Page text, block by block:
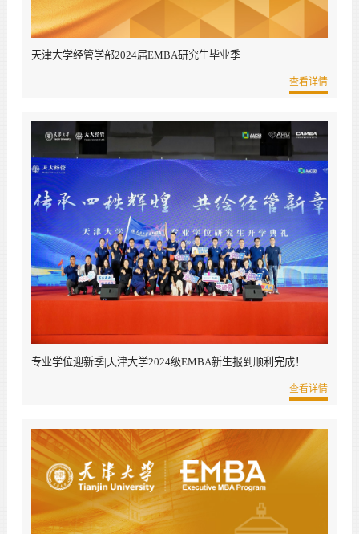
天津大学经管学部2024届EMBA研究生毕业季
查看详情
专业学位迎新季|天津大学2024级EMBA新生报到顺利完成！
查看详情